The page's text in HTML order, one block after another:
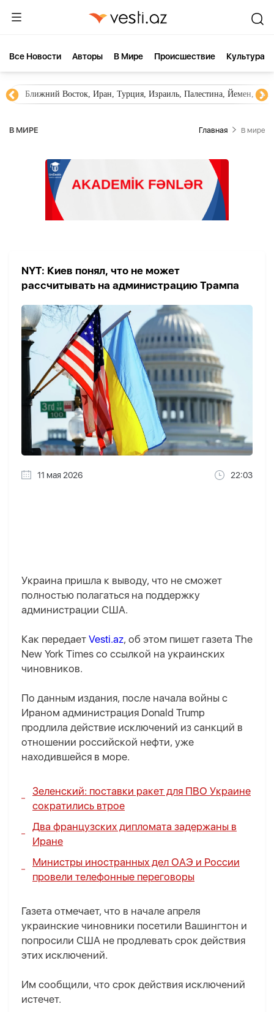
Все Новости Aвторы В Мире Происшествие Культура
Ближний Восток, Иран, Турция, Израиль, Палестина, Йемен,
В МИРЕ Главная В мире
NYT: Киев понял, что не может
рассчитывать на администрацию Трампа
11 мая 2026 22:03
Украина пришла к выводу, что не сможет
полностью полагаться на поддержку
администрации США.
Как передает Vesti.az, об этом пишет газета The
New York Times со ссылкой на украинских
чиновников.
По данным издания, после начала войны с
Ираном администрация Donald Trump
продлила действие исключений из санкций в
отношении российской нефти, уже
находившейся в море.
Зеленский: поставки ракет для ПВО Украине
сократились втрое
Два французских дипломата задержаны в
Иране
Министры иностранных дел ОАЭ и России
провели телефонные переговоры
Газета отмечает, что в начале апреля
украинские чиновники посетили Вашингтон и
попросили США не продлевать срок действия
этих исключений.
Им сообщили, что срок действия исключений
истечет.